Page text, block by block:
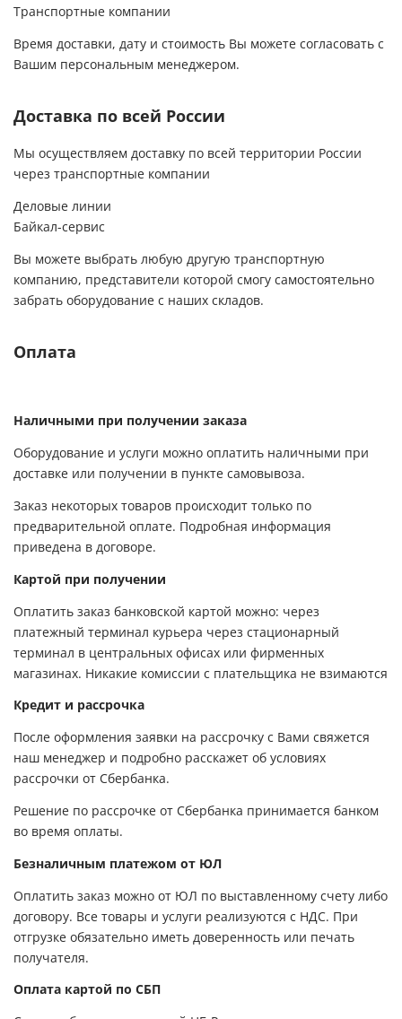
Транспортные компании
Время доставки, дату и стоимость Вы можете согласовать с
Вашим персональным менеджером.
Доставка по всей России
Мы осуществляем доставку по всей территории России
через транспортные компании
Деловые линии
Байкал-сервис
Вы можете выбрать любую другую транспортную
компанию, представители которой смогу самостоятельно
забрать оборудование с наших складов.
Оплата
Наличными при получении заказа
Оборудование и услуги можно оплатить наличными при
доставке или получении в пункте самовывоза.
Заказ некоторых товаров происходит только по
предварительной оплате. Подробная информация
приведена в договоре.
Картой при получении
Оплатить заказ банковской картой можно: через
платежный терминал курьера через стационарный
терминал в центральных офисах или фирменных
магазинах. Никакие комиссии с плательщика не взимаются
Кредит и рассрочка
После оформления заявки на рассрочку с Вами свяжется
наш менеджер и подробно расскажет об условиях
рассрочки от Сбербанка.
Решение по рассрочке от Сбербанка принимается банком
во время оплаты.
Безналичным платежом от ЮЛ
Оплатить заказ можно от ЮЛ по выставленному счету либо
договору. Все товары и услуги реализуются с НДС. При
отгрузке обязательно иметь доверенность или печать
получателя.
Оплата картой по СБП